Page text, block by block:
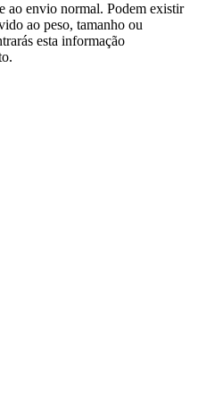
ao envio normal. Podem existir
ao peso, tamanho ou
esta informação